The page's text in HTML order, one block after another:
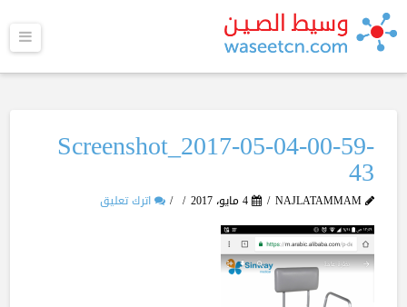
Screenshot_2017-05-04-00-59-
43
NAJLATAMMAM 4 مايو، 2017 اترك تعليق